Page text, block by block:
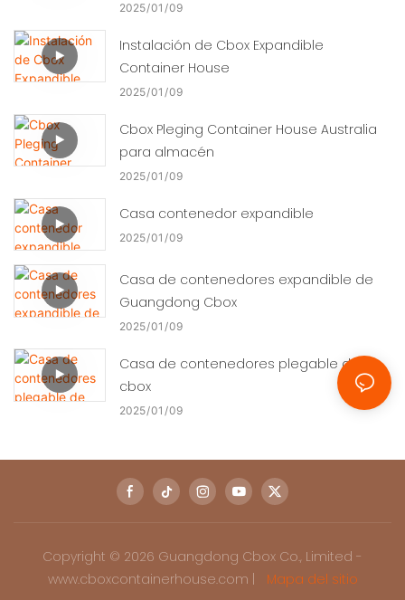
2025 01 09
Instalación de Cbox Expandible
Container House
2025 01 09
Cbox Pleging Container House Australia
para almacén
2025 01 09
Casa contenedor expandible
2025 01 09
Casa de contenedores expandible de
Guangdong Cbox
2025 01 09
Casa de contenedores plegable de
cbox
2025 01 09
Copyright © 2026 Guangdong Cbox Co., Limited -
www.cboxcontainerhouse.com |
Mapa del sitio